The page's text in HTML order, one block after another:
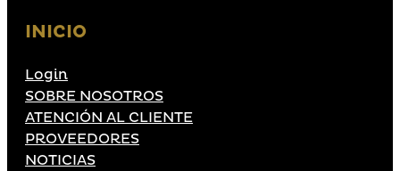
INICIO
Login
SOBRE NOSOTROS
ATENCIÓN AL CLIENTE
PROVEEDORES
NOTICIAS